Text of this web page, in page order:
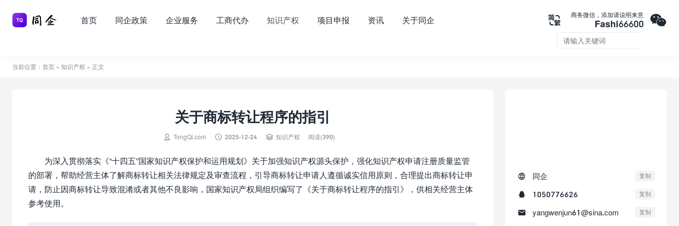
商务微信，添加请说明来意
Fashi66600 

首页 同企政策 企业服务 工商代办 知识产权 项目申报 资讯 关于同企
当前位置： 首页 » 知识产权 » 正文
关于商标转让程序的指引
 TongQi.com  2025-12-24  知识产权 阅读(390)
为深入贯彻落实《“十四五”国家知识产权保护和运用规划》关于加强知识产权源头保护，强化知识产权申请注册质量监管
的部署，帮助经营主体了解商标转让相关法律规定及审查流程，引导商标转让申请人遵循诚实信用原则，合理提出商标转让申
请，防止因商标转让导致混淆或者其他不良影响，国家知识产权局组织编写了《关于商标转让程序的指引》，供相关经营主体
参考使用。
 同企 复制
 1050776626 复制
 yangwenjun61@sina.com 复制